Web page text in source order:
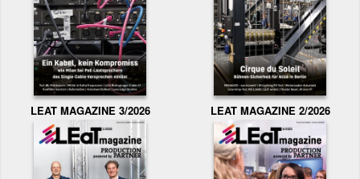
LEAT MAGAZINE 3/2026 LEAT MAGAZINE 2/2026